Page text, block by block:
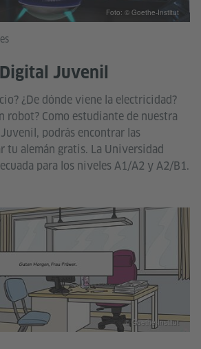
Juvenil
¿De dónde viene la electricidad?
robot? Como estudiante de nuestra
podrás encontrar las
tu alemán gratis. La Universidad
para los niveles A1/A2 y A2/B1.
Foto: © Goethe-Institut
© Goethe-Institut